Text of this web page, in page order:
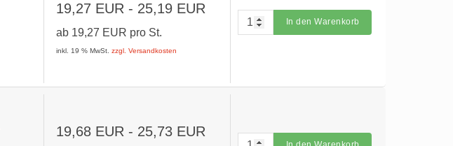
19,27 EUR - 25,19 EUR
ab 19,27 EUR pro St.
inkl. 19 % MwSt.zzgl. Versandkosten
In den Warenkorb
19,68 EUR - 25,73 EUR